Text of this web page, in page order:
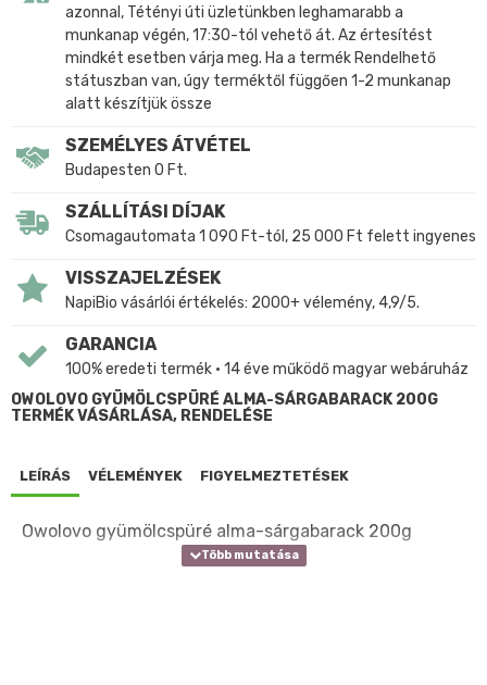
azonnal, Tétényi úti üzletünkben leghamarabb a
munkanap végén, 17:30-tól vehető át. Az értesítést
mindkét esetben várja meg. Ha a termék Rendelhető
státuszban van, úgy terméktől függően 1-2 munkanap
alatt készítjük össze
SZEMÉLYES ÁTVÉTEL
Budapesten 0 Ft.
SZÁLLÍTÁSI DÍJAK
Csomagautomata 1 090 Ft-tól, 25 000 Ft felett ingyenes
VISSZAJELZÉSEK
NapiBio vásárlói értékelés: 2000+ vélemény, 4,9/5.
GARANCIA
100% eredeti termék • 14 éve működő magyar webáruház
OWOLOVO GYÜMÖLCSPÜRÉ ALMA-SÁRGABARACK 200G
TERMÉK VÁSÁRLÁSA, RENDELÉSE
LEÍRÁS VÉLEMÉNYEK FIGYELMEZTETÉSEK
Owolovo gyümölcspüré alma-sárgabarack 200g